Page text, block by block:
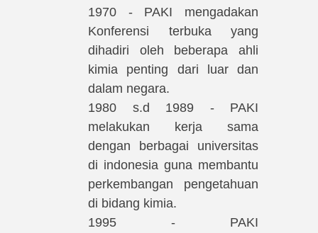
1970 - PAKI mengadakan
Konferensi terbuka yang
dihadiri oleh beberapa ahli
kimia penting dari luar dan
dalam negara.
1980 s.d 1989 - PAKI
melakukan kerja sama
dengan berbagai universitas
di indonesia guna membantu
perkembangan pengetahuan
di bidang kimia.
1995 - PAKI